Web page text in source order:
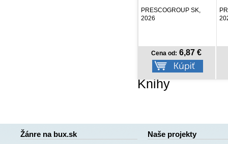
PRESCOGROUP SK,
2026
Cena od: 8,97 €
Knihy
Žánre na bux.sk Naše projekty